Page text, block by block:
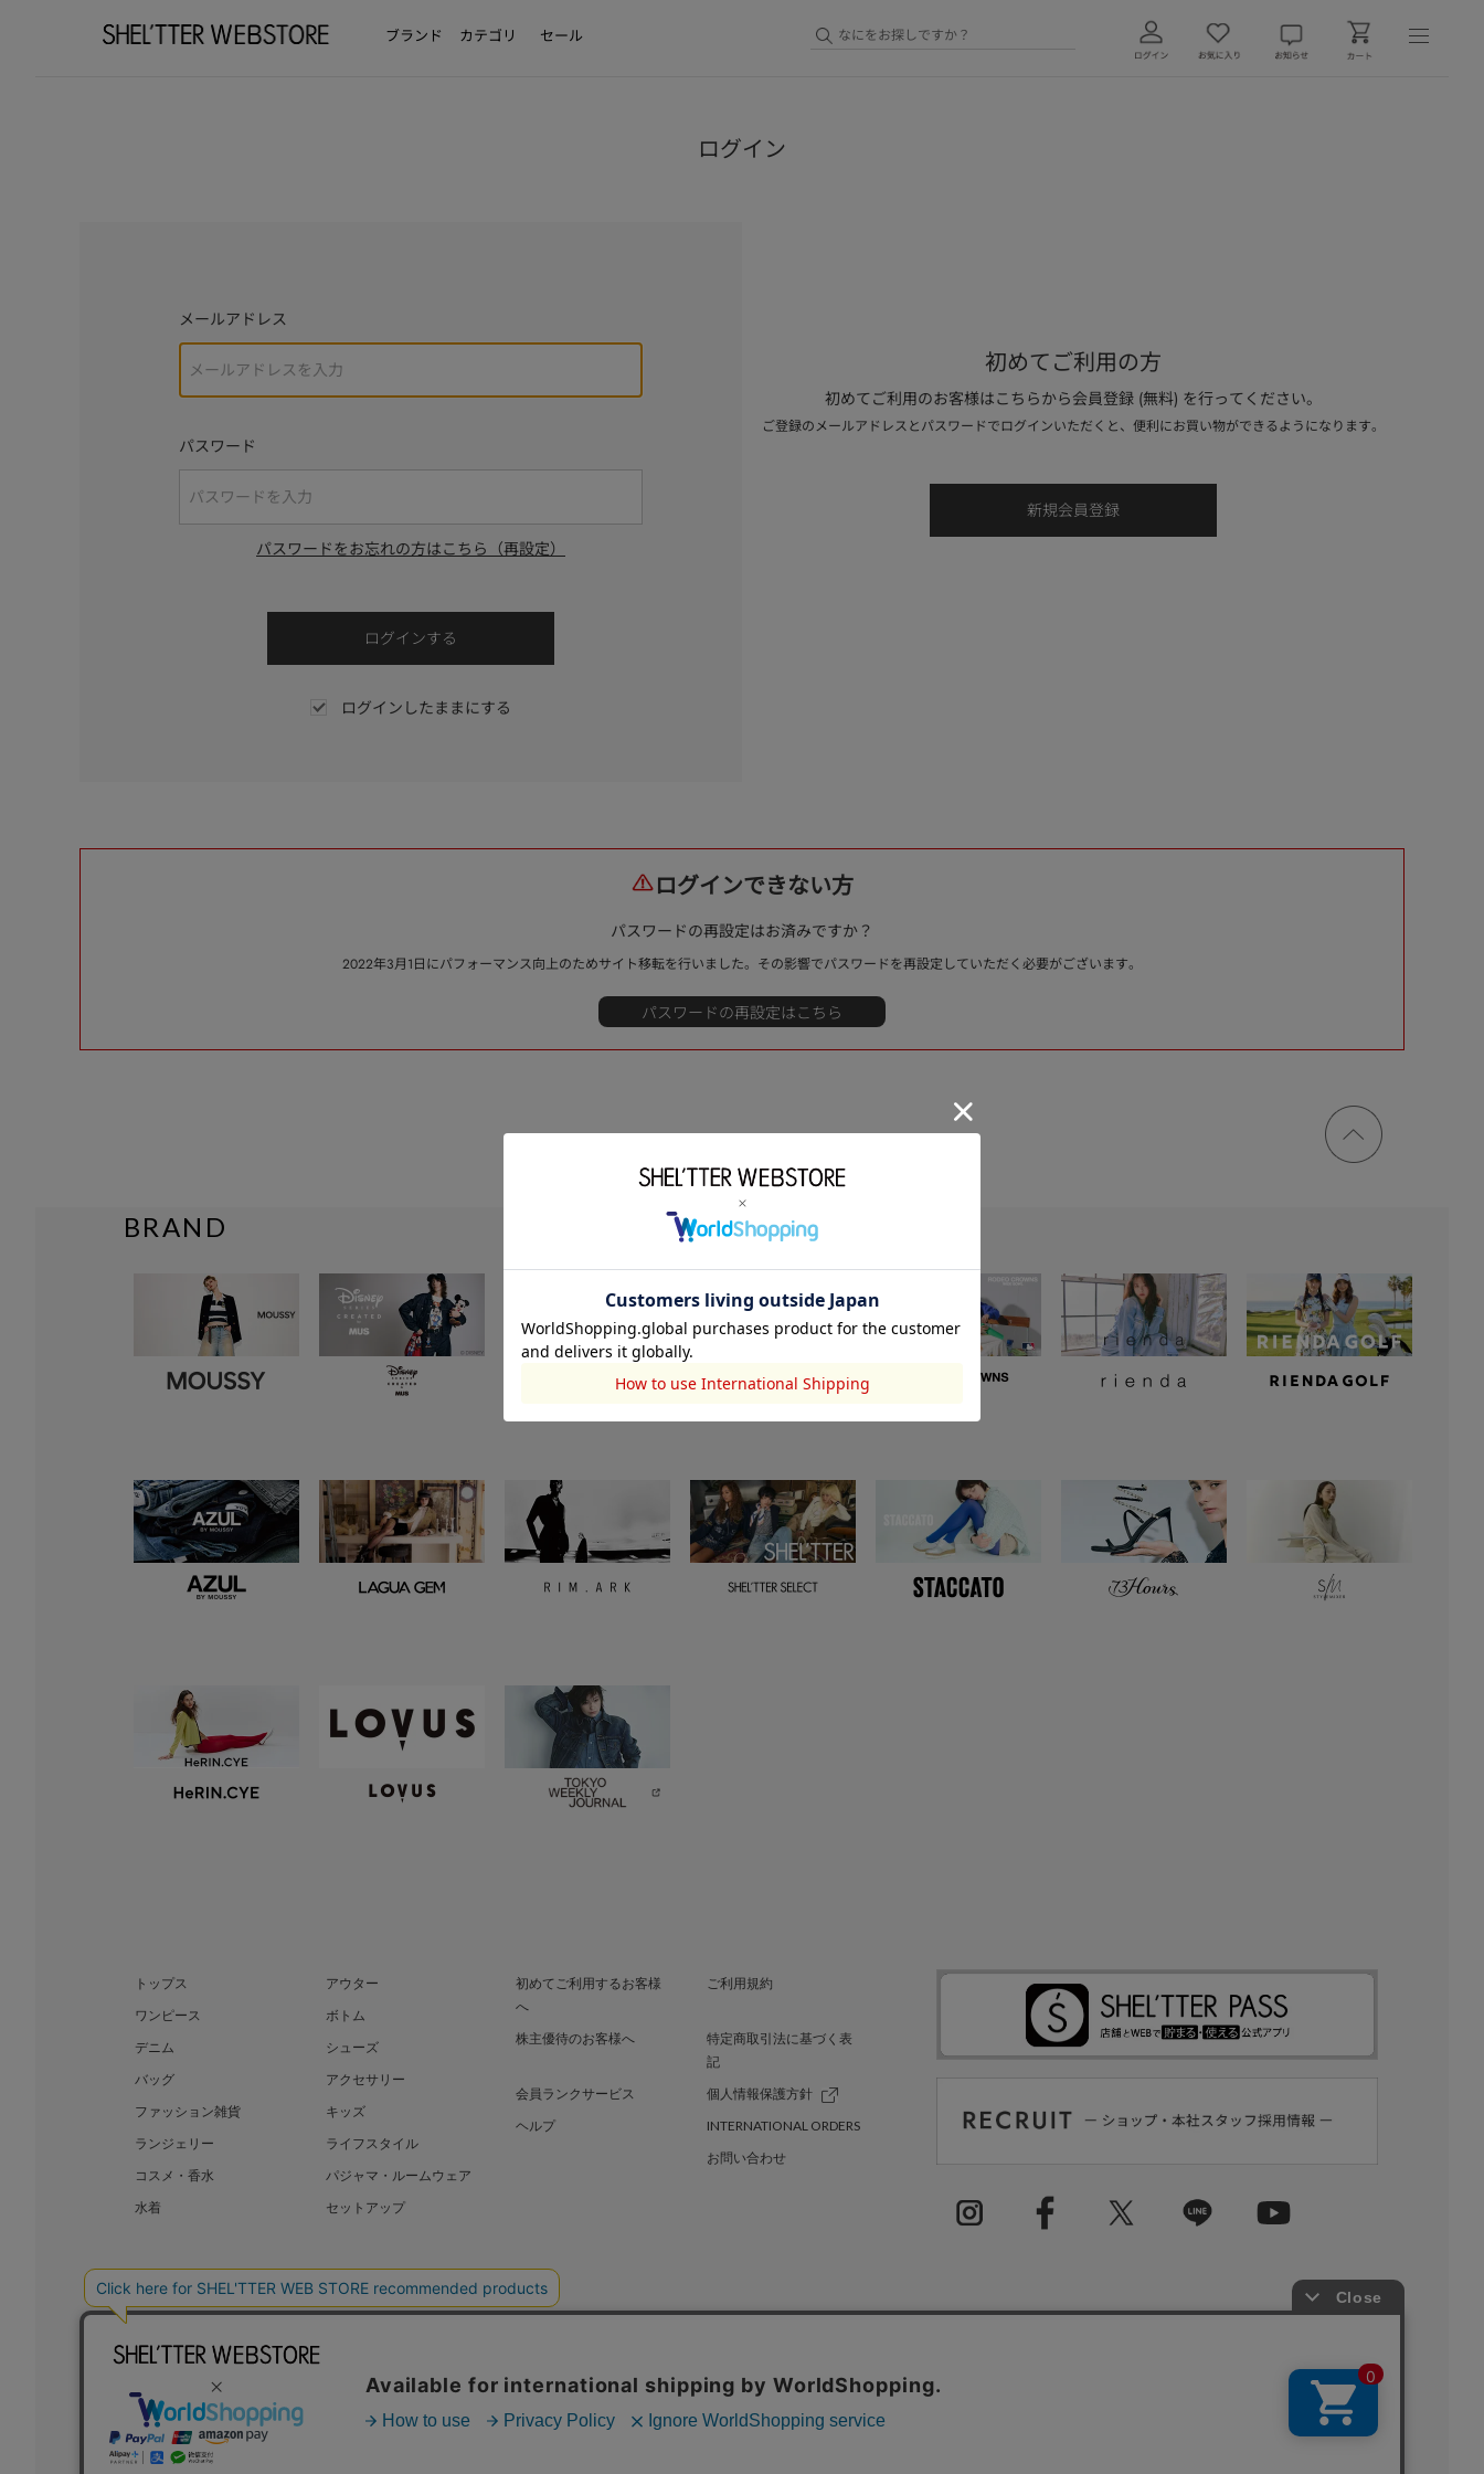
ブランド カテゴリ セール
ログイン
メールアドレス
パスワード
パスワードをお忘れの方はこちら（再設定）
ログインしたままにする
初めてご利用の方
初めてご利用のお客様はこちらから会員登録 (無料) を行ってください。
ご登録のメールアドレスとパスワードでログインいただくと、便利にお買い物ができるようになります。
ログインできない方
パスワードの再設定はお済みですか？
2022年3月1日にパフォーマンス向上のためサイト移転を行いました。その影響でパスワードを再設定していただく必要がございます。
ページ
トップ
BRAND
トップス
アウター
ワンピース
ボトム
デニム
シューズ
バッグ
アクセサリー
ファッション雑貨
キッズ
ランジェリー
ライフスタイル
コスメ・香水
パジャマ・ルームウェア
水着
セットアップ
初めてご利用するお客様
へ
ご利用規約
株主優待のお客様へ
特定商取引法に基づく表
記
会員ランクサービス
個人情報保護方針
ヘルプ
INTERNATIONAL ORDERS
お問い合わせ
BAROQUE JAPAN LIMITED SHEL’TTER GREEN 採用情報
COPYRIGHT © BAROQUE JAPAN LIMITED ALL RIGHTS RESERVED.